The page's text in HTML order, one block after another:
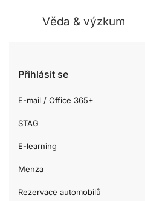
Věda & výzkum
Přihlásit se
E-mail / Office 365+
STAG
E-learning
Menza
Rezervace automobilů